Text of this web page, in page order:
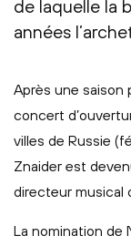
de laquelle la
années
Après une saison
concert
villes de Russie
Znaider est
directeur musical
La nomination de